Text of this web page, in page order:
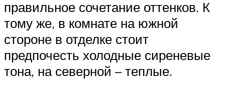
правильное сочетание оттенков. К
тому же, в комнате на южной
стороне в отделке стоит
предпочесть холодные сиреневые
тона, на северной – теплые.